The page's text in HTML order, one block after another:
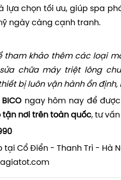
lựa chọn tối ưu, giúp spa
ngày càng cạnh tranh.
tham khảo thêm các loại
chữa máy triệt lông
bị luôn vận hành ổn định,
ngay hôm nay để
tận nơi trên toàn quốc, tư
tại Cổ Điển - Thanh Trì - Hà